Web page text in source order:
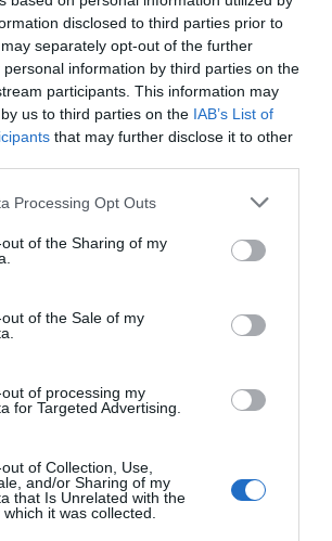
disclosed to third parties prior to
separately opt-out of the further
information by third parties on the
participants. This information may
us to third parties on the IAB’s List of
that may further disclose it to other
Processing Opt Outs
of the Sharing of my
of the Sale of my
of processing my
for Targeted Advertising.
of Collection, Use,
and/or Sharing of my
that Is Unrelated with the
it was collected.